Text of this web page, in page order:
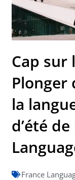
Cap sur
Plonger
la
d’été
France